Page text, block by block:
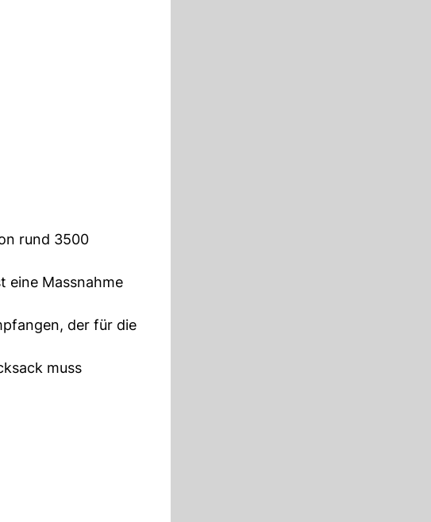
rund 3500
eine Massnahme
der für die
muss